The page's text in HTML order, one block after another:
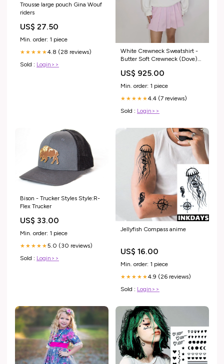
Trousse large pouch Gina Wouf
riders
US$ 27.50
Min. order: 1 piece
★★★★★4.8 (28 reviews)
Sold : Login>>
White Crewneck Sweatshirt -
Butter Soft Crewneck (Dove)
US$ 925.00
Min. order: 1 piece
★★★★★4.4 (7 reviews)
Sold : Login>>
Bison - Trucker Styles Style:R-
Flex Trucker
US$ 33.00
Min. order: 1 piece
★★★★★5.0 (30 reviews)
Sold : Login>>
Jellyfish Compass anime
US$ 16.00
Min. order: 1 piece
★★★★★4.9 (26 reviews)
Sold : Login>>